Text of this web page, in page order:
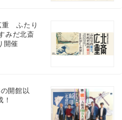
重 ふたり
みだ北斎
開催
開館以